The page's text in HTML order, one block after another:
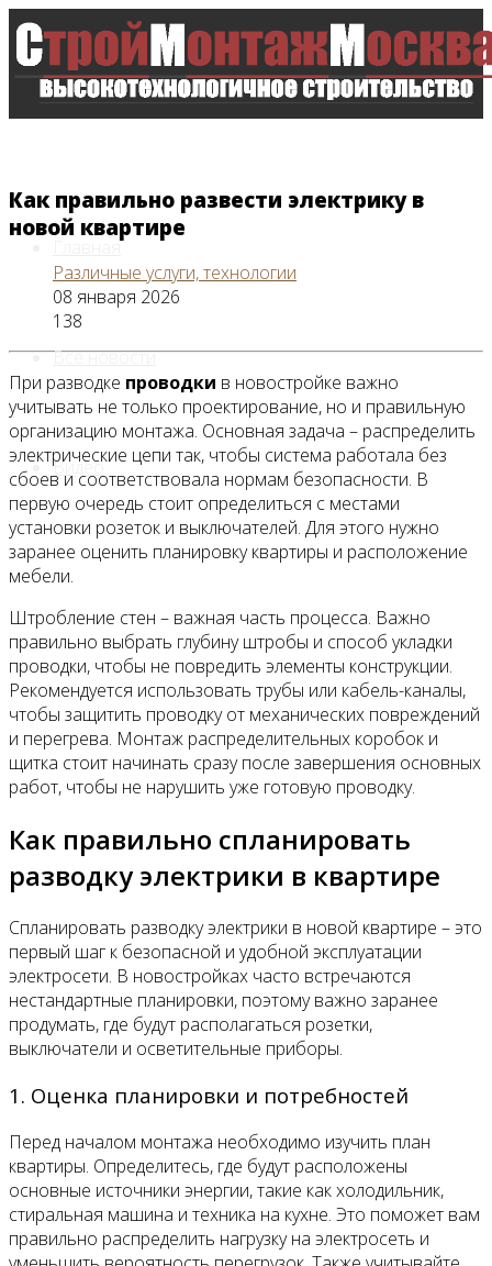
Главная
Все новости
Видео
Как правильно развести электрику в
новой квартире
Различные услуги, технологии
08 января 2026
138
При разводке проводки в новостройке важно
учитывать не только проектирование, но и правильную
организацию монтажа. Основная задача – распределить
электрические цепи так, чтобы система работала без
сбоев и соответствовала нормам безопасности. В
первую очередь стоит определиться с местами
установки розеток и выключателей. Для этого нужно
заранее оценить планировку квартиры и расположение
мебели.
Штробление стен – важная часть процесса. Важно
правильно выбрать глубину штробы и способ укладки
проводки, чтобы не повредить элементы конструкции.
Рекомендуется использовать трубы или кабель-каналы,
чтобы защитить проводку от механических повреждений
и перегрева. Монтаж распределительных коробок и
щитка стоит начинать сразу после завершения основных
работ, чтобы не нарушить уже готовую проводку.
Как правильно спланировать
разводку электрики в квартире
Спланировать разводку электрики в новой квартире – это
первый шаг к безопасной и удобной эксплуатации
электросети. В новостройках часто встречаются
нестандартные планировки, поэтому важно заранее
продумать, где будут располагаться розетки,
выключатели и осветительные приборы.
1. Оценка планировки и потребностей
Перед началом монтажа необходимо изучить план
квартиры. Определитесь, где будут расположены
основные источники энергии, такие как холодильник,
стиральная машина и техника на кухне. Это поможет вам
правильно распределить нагрузку на электросеть и